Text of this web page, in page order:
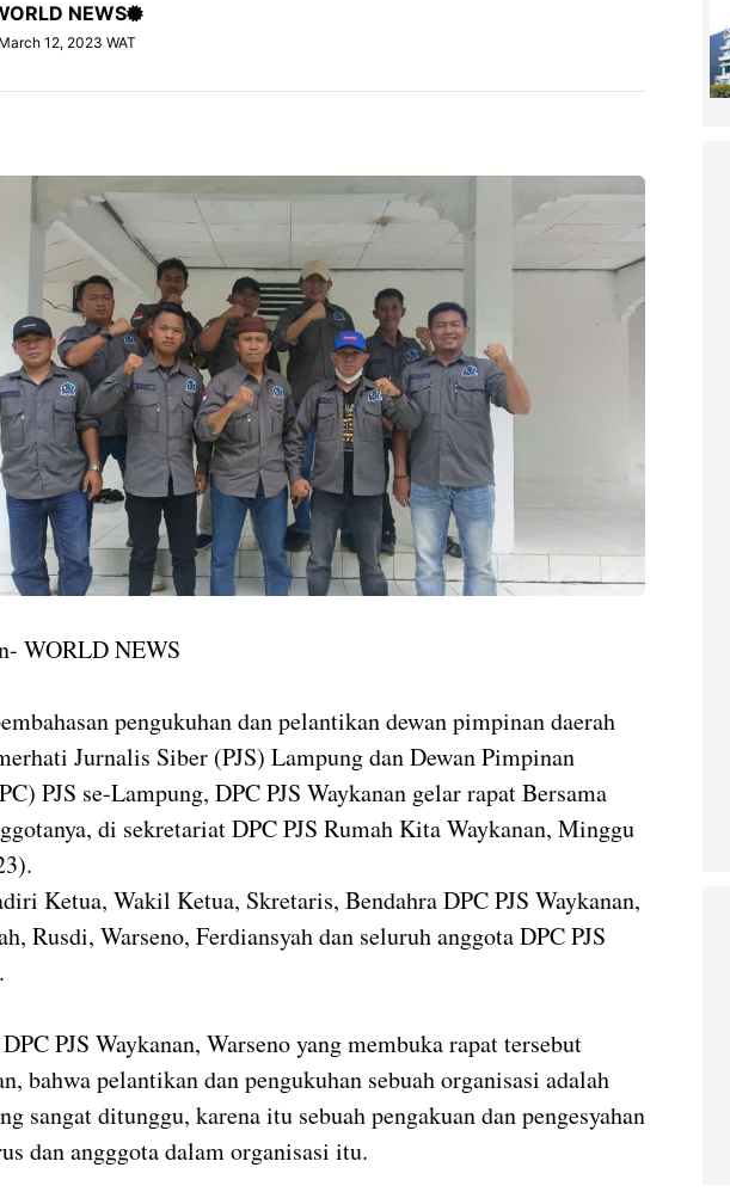
NEWS
12, 2023 WAT
WORLD NEWS
pengukuhan dan pelantikan dewan pimpinan daerah
Jurnalis Siber (PJS) Lampung dan Dewan Pimpinan
PJS se-Lampung, DPC PJS Waykanan gelar rapat Bersama
di sekretariat DPC PJS Rumah Kita Waykanan, Minggu
Ketua, Wakil Ketua, Skretaris, Bendahra DPC PJS Waykanan,
Rusdi, Warseno, Ferdiansyah dan seluruh anggota DPC PJS
PJS Waykanan, Warseno yang membuka rapat tersebut
bahwa pelantikan dan pengukuhan sebuah organisasi adalah
sangat ditunggu, karena itu sebuah pengakuan dan pengesyahan
dan angggota dalam organisasi itu.